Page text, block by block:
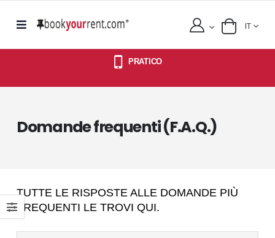
IT
PRATICO
Domande frequenti (F.A.Q.)
TUTTE LE RISPOSTE ALLE DOMANDE PIÙ
FREQUENTI LE TROVI QUI.